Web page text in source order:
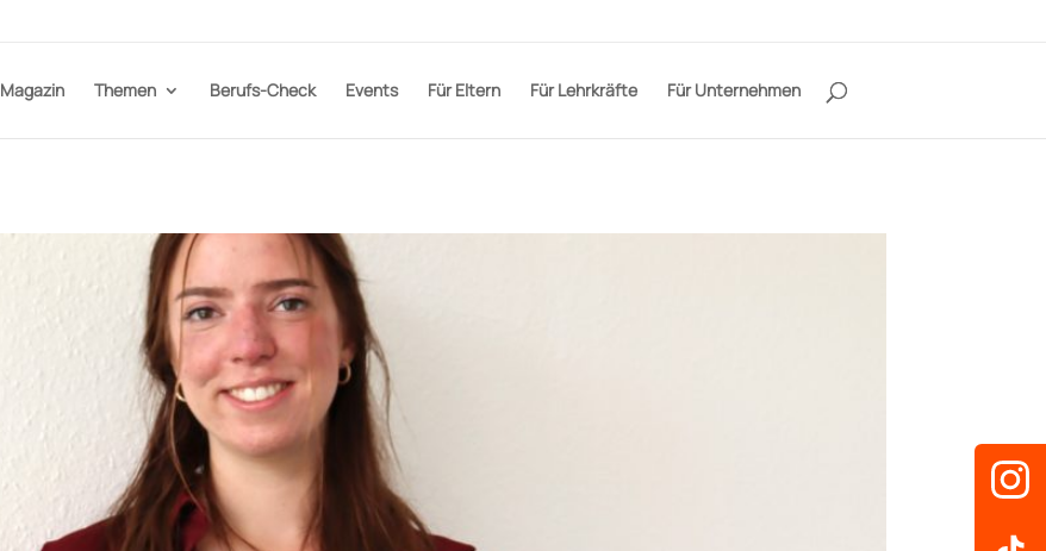
Magazin Themen Berufs-Check Events Für Eltern Für Lehrkräfte Für Unternehmen